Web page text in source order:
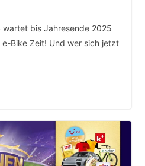
wartet bis Jahresende 2025
Bike Zeit! Und wer sich jetzt